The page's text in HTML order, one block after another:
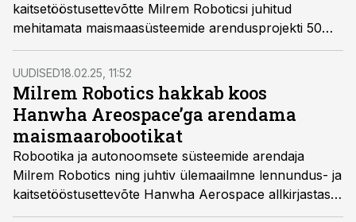
kaitsetööstusettevõtte Milrem Roboticsi juhitud
mehitamata maismaasüsteemide arendusprojekti 50
miljoni euroga.
UUDISED18.02.25, 11:52
Milrem Robotics hakkab koos
Hanwha Areospace’ga arendama
maismaarobootikat
Robootika ja autonoomsete süsteemide arendaja
Milrem Robotics ning juhtiv ülemaailmne lennundus- ja
kaitsetööstusettevõte Hanwha Aerospace allkirjastasid
koostööleppe mehitamata lahingumasinate ja teiste